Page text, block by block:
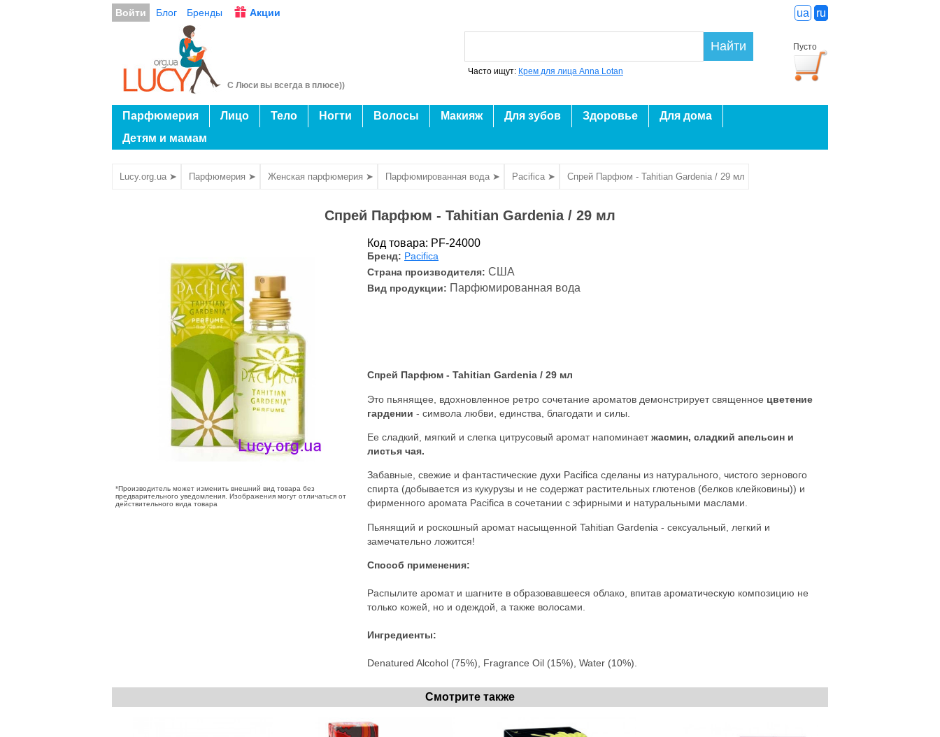
Войти Блог Бренды Акции ua ru
С Люси вы всегда в плюсе))
Пусто
Найти
Часто ищут: Крем для лица Anna Lotan
Парфюмерия Лицо Тело Ногти Волосы Макияж Для зубов Здоровье
Для дома
Детям и мамам
Lucy.org.ua ➤ Парфюмерия ➤ Женская парфюмерия ➤ Парфюмированная вода ➤ Pacifica ➤ Спрей Парфюм - Tahitian Gardenia / 29 мл
Спрей Парфюм - Tahitian Gardenia / 29 мл
*Производитель может изменить внешний вид товара без
предварительного уведомления. Изображения могут отличаться от
действительного вида товара
Код товара: PF-24000
Бренд: Pacifica
Страна производителя: США
Вид продукции: Парфюмированная вода
Спрей Парфюм - Tahitian Gardenia / 29 мл
Это пьянящее, вдохновленное ретро сочетание ароматов демонстрирует священное цветение
гардении - символа любви, единства, благодати и силы.
Ее сладкий, мягкий и слегка цитрусовый аромат напоминаетжасмин, сладкий апельсин и
листья чая.
Забавные, свежие и фантастические духи Pacifica сделаны из натурального, чистого зернового
спирта (добывается из кукурузы и не содержат растительных глютенов (белков клейковины)) и
фирменного аромата Pacifica в сочетании с эфирными и натуральными маслами.
Пьянящий и роскошный аромат насыщенной Tahitian Gardenia - сексуальный, легкий и
замечательно ложится!
Способ применения:
Распылите аромат и шагните в образовавшееся облако, впитав ароматическую композицию не
только кожей, но и одеждой, а также волосами.
Ингредиенты:
Denatured Alcohol (75%), Fragrance Oil (15%), Water (10%).
Смотрите также